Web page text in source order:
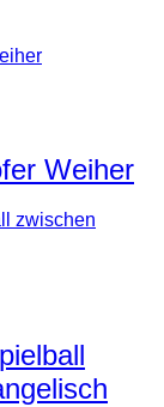
Weiher